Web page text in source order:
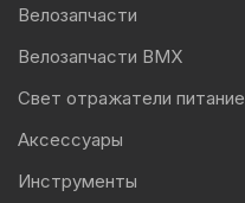
Велозапчасти
Велозапчасти BMX
Свет отражатели питание
Аксессуары
Инструменты